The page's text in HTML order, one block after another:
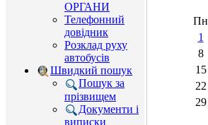
ОРГАНИ
Телефонний
довідник
Розклад руху
автобусів
Швидкий пошук
Пошук за
прізвищем
Документи і
виписки
Пн
1
8
15
22
29